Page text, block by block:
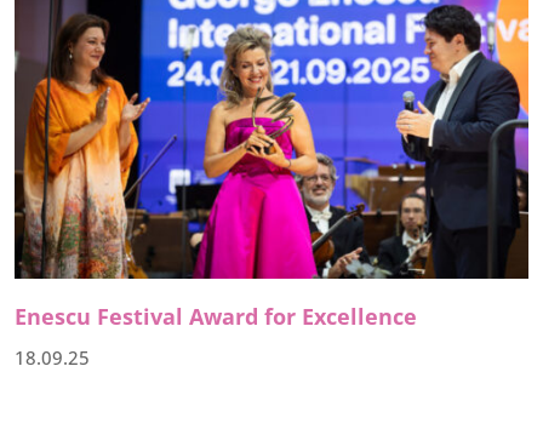
Enescu Festival Award for Excellence
18.09.25